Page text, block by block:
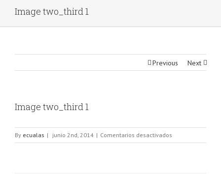
Image two_third 1
Previous Next
View
Image
Image two_third 1
By ecualas | junio 2nd, 2014 | Comentarios desactivados
Image